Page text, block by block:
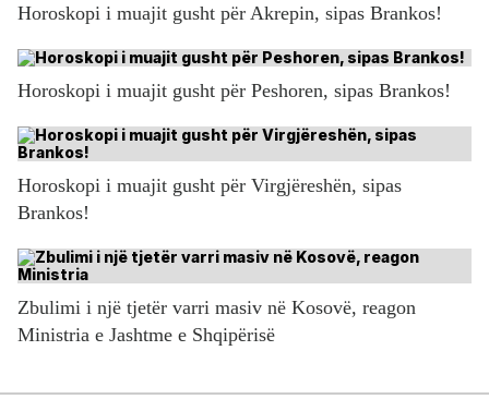
Horoskopi i muajit gusht për Akrepin, sipas Brankos!
Horoskopi i muajit gusht për Peshoren, sipas Brankos!
Horoskopi i muajit gusht për Virgjëreshën, sipas
Brankos!
Zbulimi i një tjetër varri masiv në Kosovë, reagon
Ministria e Jashtme e Shqipërisë